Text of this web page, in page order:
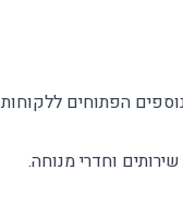
הפתוחים ללקוחות
וחדרי מנוחה.